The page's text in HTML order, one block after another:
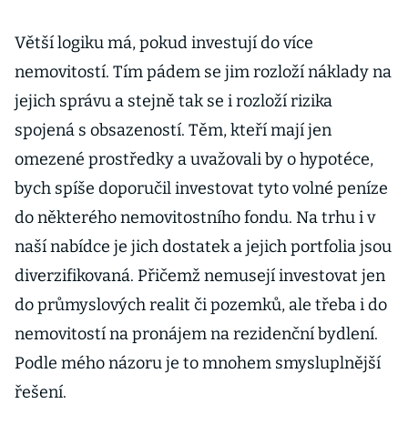
Větší logiku má, pokud investují do více
nemovitostí. Tím pádem se jim rozloží náklady na
jejich správu a stejně tak se i rozloží rizika
spojená s obsazeností. Těm, kteří mají jen
omezené prostředky a uvažovali by o hypotéce,
bych spíše doporučil investovat tyto volné peníze
do některého nemovitostního fondu. Na trhu i v
naší nabídce je jich dostatek a jejich portfolia jsou
diverzifikovaná. Přičemž nemusejí investovat jen
do průmyslových realit či pozemků, ale třeba i do
nemovitostí na pronájem na rezidenční bydlení.
Podle mého názoru je to mnohem smysluplnější
řešení.